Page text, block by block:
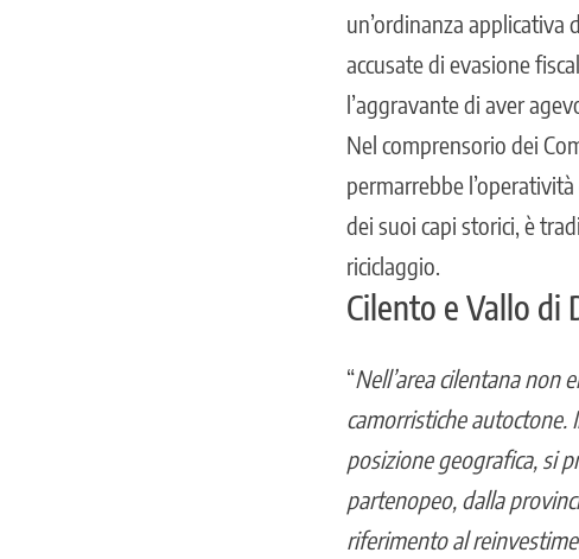
un’ordinanza applicativa
accusate di evasione
l’aggravante di aver
Nel comprensorio dei
permarrebbe
dei suoi capi storici, è
riciclaggio.
Cilento e Vallo di
“Nell’area cilentana non
camorristiche autoctone.
posizione geografica, si
partenopeo, dalla
riferimento al